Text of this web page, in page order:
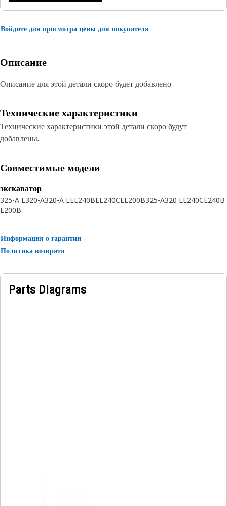
Войдите для просмотра цены для покупателя
Описание
Описание для этой детали скоро будет добавлено.
Технические характеристики
Технические характеристики этой детали скоро будут
добавлены.
Совместимые модели
экскаватор
325-A L320-A320-A LEL240BEL240CEL200B325-A320 LE240CE240B
E200B
Информация о гарантии
Политика возврата
Parts Diagrams